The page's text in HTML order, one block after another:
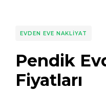
EVDEN EVE NAKLIYAT
Pendik
Fiyatları